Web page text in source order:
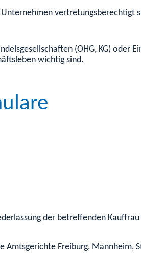
vertretungsberechtigt
(OHG, KG) oder
wichtig sind.
der betreffenden
Amtsgerichte Freiburg, Mannheim,